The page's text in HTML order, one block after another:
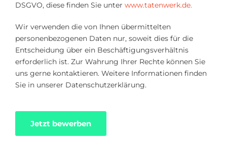
DSGVO, diese finden Sie unter www.tatenwerk.de.
Wir verwenden die von Ihnen übermittelten
personenbezogenen Daten nur, soweit dies für die
Entscheidung über ein Beschäftigungsverhältnis
erforderlich ist. Zur Wahrung Ihrer Rechte können Sie
uns gerne kontaktieren. Weitere Informationen finden
Sie in unserer Datenschutzerklärung.
Jetzt bewerben